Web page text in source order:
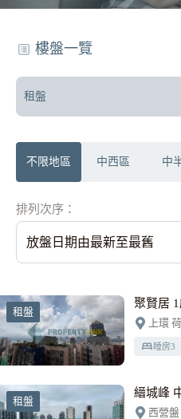
樓盤一覽
租盤
不限地區 中西區 中
排列次序：
放盤日期由最新至最舊
租盤
聚賢居
上環
睡房3
租盤
縉城峰
西營